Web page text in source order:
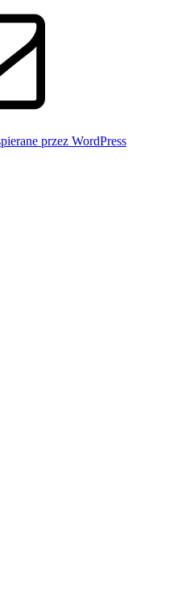
przez WordPress